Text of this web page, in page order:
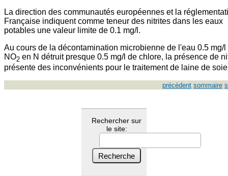
La direction des communautés européennes et la
Française indiquent comme teneur des nitrites dans les eaux
potables une valeur limite de 0.1 mg/l.
Au cours de la décontamination microbienne de l'eau 0.5 mg/l
NO2 en N détruit presque 0.5 mg/l de chlore, la présence de
présente des inconvénients pour le traitement de laine de
précédent sommaire
Rechercher sur
le site: